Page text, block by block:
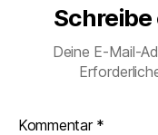
Deine E-Mail-
Kommentar *